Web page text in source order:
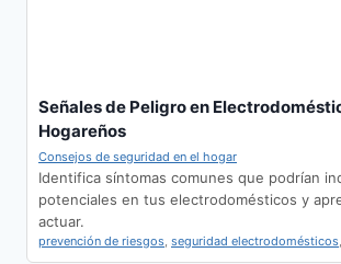
Señales de Peligro en
Hogareños
Consejos de seguridad en el hogar
Identifica síntomas comunes que podrían
potenciales en tus electrodomésticos y
actuar.
prevención de riesgos, seguridad electrodomésticos,